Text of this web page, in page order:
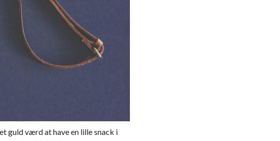
guld værd at have en lille snack i